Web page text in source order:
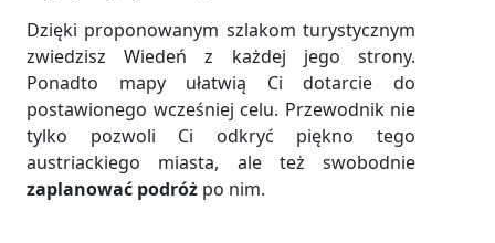
Dzięki proponowanym szlakom turystycznym
zwiedzisz Wiedeń z każdej jego strony.
Ponadto mapy ułatwią Ci dotarcie do
postawionego wcześniej celu. Przewodnik nie
tylko pozwoli Ci odkryć piękno tego
austriackiego miasta, ale też swobodnie
zaplanować podróż po nim.